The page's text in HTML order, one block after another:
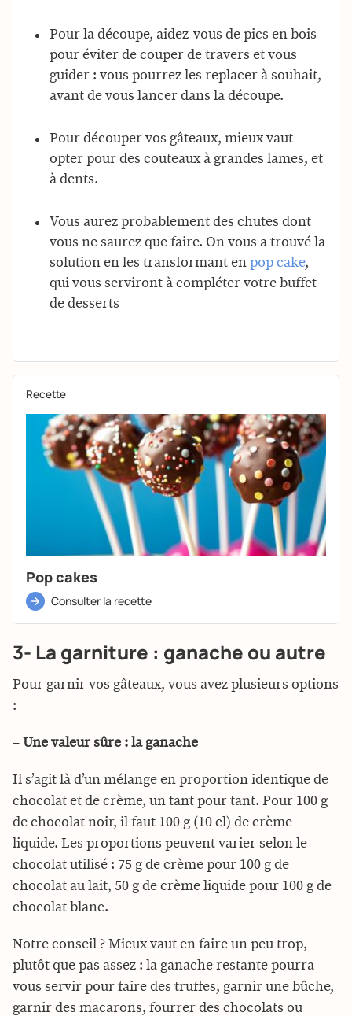
Pour la découpe, aidez-vous de pics en bois
pour éviter de couper de travers et vous
guider : vous pourrez les replacer à souhait,
avant de vous lancer dans la découpe.
Pour découper vos gâteaux, mieux vaut
opter pour des couteaux à grandes lames, et
à dents.
Vous aurez probablement des chutes dont
vous ne saurez que faire. On vous a trouvé la
solution en les transformant en pop cake,
qui vous serviront à compléter votre buffet
de desserts
Recette
Pop cakes
Consulter la recette
3- La garniture : ganache ou autre
Pour garnir vos gâteaux, vous avez plusieurs options
:
– Une valeur sûre : la ganache
Il s’agit là d’un mélange en proportion identique de
chocolat et de crème, un tant pour tant. Pour 100 g
de chocolat noir, il faut 100 g (10 cl) de crème
liquide. Les proportions peuvent varier selon le
chocolat utilisé : 75 g de crème pour 100 g de
chocolat au lait, 50 g de crème liquide pour 100 g de
chocolat blanc.
Notre conseil ? Mieux vaut en faire un peu trop,
plutôt que pas assez : la ganache restante pourra
vous servir pour faire des truffes, garnir une bûche,
garnir des macarons, fourrer des chocolats ou